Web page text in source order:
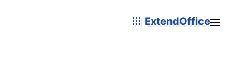
ExtendOffice